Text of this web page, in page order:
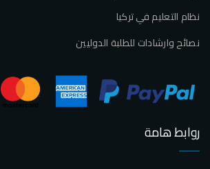
نظام التعليم في تركيا
نصائح وارشادات للطلبة الدوليين
روابط هامة